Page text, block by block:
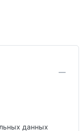
данных